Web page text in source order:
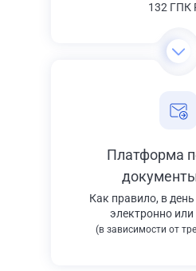
132 ГПК
Платформа
Как правило, в
электронно
(в зависимости от